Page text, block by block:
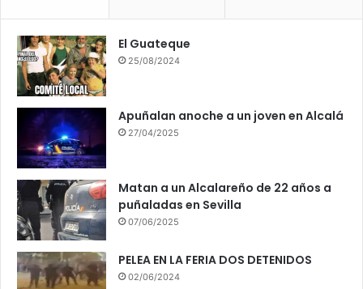
El Guateque
25/08/2024
Apuñalan anoche a un joven en Alcalá
27/04/2025
Matan a un Alcalareño de 22 años a
puñaladas en Sevilla
07/06/2025
PELEA EN LA FERIA DOS DETENIDOS
02/06/2024